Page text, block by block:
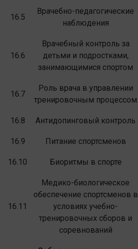
16.5
Врачебно-педагогические
наблюдения
16.6
Врачебный контроль за
детьми и подрост­ками,
занимающимися спортом
16.7
Роль врача в управлении
тренировочным процессом
16.8 Антидопинговый контроль
16.9 Питание спортсменов
16.10 Биоритмы в спорте
16.11
Медико-биологическое
обеспечение спортсменов в
условиях учебно-
тренировочных сборов и
соревнований